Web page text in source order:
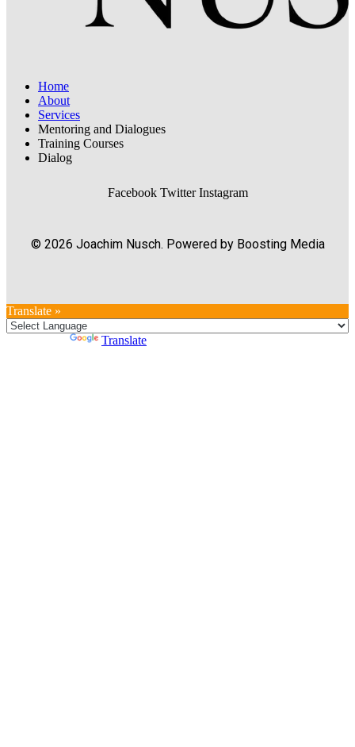
Home
About
Services
Mentoring and Dialogues
Training Courses
Dialog
Facebook Twitter Instagram
© 2026 Joachim Nusch. Powered by Boosting Media
Translate »
Translate